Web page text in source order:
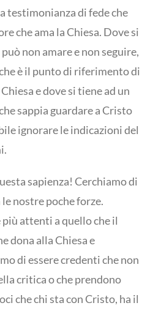
testimonianza di fede che
che ama la Chiesa. Dove si
non amare e non seguire,
è il punto di riferimento di
e dove si tiene ad un
sappia guardare a Cristo
ignorare le indicazioni del
sapienza! Cerchiamo di
nostre poche forze.
attenti a quello che il
dona alla Chiesa e
di essere credenti che non
critica o che prendono
che chi sta con Cristo, ha il